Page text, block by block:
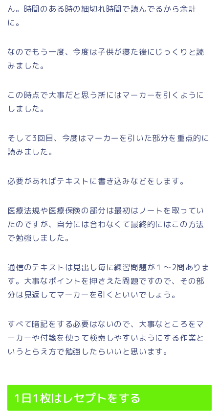
ん。時間のある時の細切れ時間で読んでるから余計
に。
なのでもう一度、今度は子供が寝た後にじっくりと読
みました。
この時点で大事だと思う所にはマーカーを引くように
しました。
そして3回目、今度はマーカーを引いた部分を重点的に
読みました。
必要があればテキストに書き込みなどをします。
医療法規や医療保険の部分は最初はノートを取ってい
たのですが、自分には合わなくて最終的にはこの方法
で勉強しました。
通信のテキストは見出し毎に練習問題が１～2問ありま
す。大事なポイントを押さえた問題ですので、その部
分は見返してマーカーを引くといいでしょう。
すべて暗記をする必要はないので、大事なところをマ
ーカーや付箋を使って検索しやすいようにする作業と
いうとらえ方で勉強したらいいと思います。
1日1枚はレセプトをする